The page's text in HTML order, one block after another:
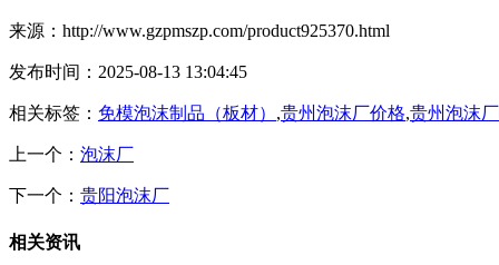
来源：http://www.gzpmszp.com/product925370.html
发布时间：2025-08-13 13:04:45
相关标签： 免模泡沫制品（板材） ,贵州泡沫厂价格,贵州泡沫
上一个： 泡沫厂
下一个： 贵阳泡沫厂
相关资讯